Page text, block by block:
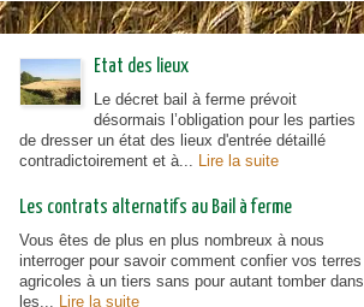
Etat des lieux
Le décret bail à ferme prévoit
désormais l’obligation pour les parties
de dresser un état des lieux d'entrée détaillé
contradictoirement et à... Lire la suite
Les contrats alternatifs au Bail à ferme
Vous êtes de plus en plus nombreux à nous
interroger pour savoir comment confier vos terres
agricoles à un tiers sans pour autant tomber dans
les... Lire la suite